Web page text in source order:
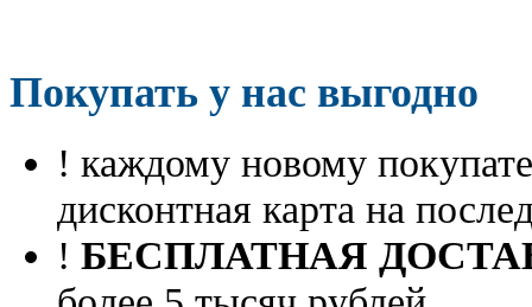
Покупать у нас выгодно
! каждому новому
дисконтная карта на
! БЕСПЛАТНАЯ